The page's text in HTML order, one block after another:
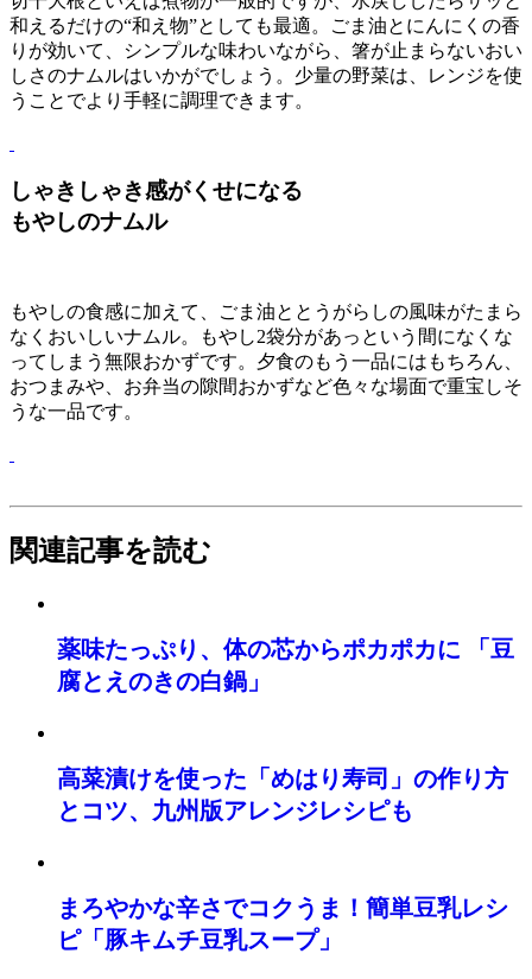
和えるだけの“和え物”としても最適。ごま油とにんにくの香
りが効いて、シンプルな味わいながら、箸が止まらないおい
しさのナムルはいかがでしょう。少量の野菜は、レンジを使
うことでより手軽に調理できます。
しゃきしゃき感がくせになる
もやしのナムル
もやしの食感に加えて、ごま油ととうがらしの風味がたまら
なくおいしいナムル。もやし2袋分があっという間になくな
ってしまう無限おかずです。夕食のもう一品にはもちろん、
おつまみや、お弁当の隙間おかずなど色々な場面で重宝しそ
うな一品です。
関連記事を読む
薬味たっぷり、体の芯からポカポカに 「豆
腐とえのきの白鍋」
高菜漬けを使った「めはり寿司」の作り方
とコツ、九州版アレンジレシピも
まろやかな辛さでコクうま！簡単豆乳レシ
ピ「豚キムチ豆乳スープ」